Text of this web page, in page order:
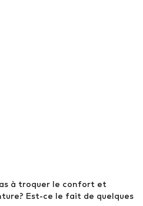
à troquer le confort et
Est-ce le fait de quelques